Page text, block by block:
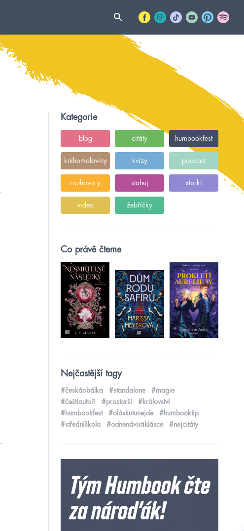
Kategorie
blog citáty humbookfest
knihomoloviny kvízy podcast
rozhovory stahuj storki
videa žebříčky
Co právě čteme
Nejčastější tagy
#českáobálka #standalone
#magie
#češtíautoři
#prostarší
#království
#humbookfest
#oláskutunejde
#humbooktip
#středníškola
#odnenávistiklásce #nejcitáty